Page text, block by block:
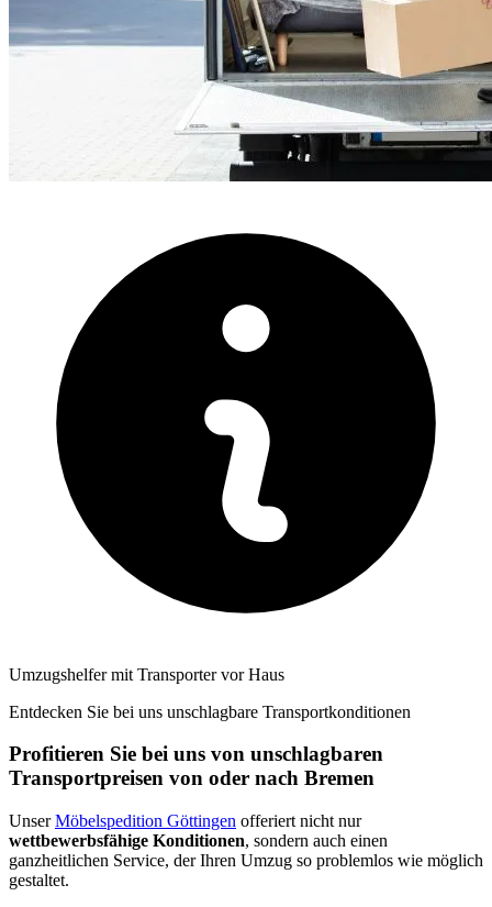
Umzugshelfer mit Transporter vor Haus
Entdecken Sie bei uns unschlagbare Transportkonditionen
Profitieren Sie bei uns von unschlagbaren
Transportpreisen von oder nach Bremen
UnserMöbelspedition Göttingen offeriert nicht nur
wettbewerbsfähige Konditionen, sondern auch einen
ganzheitlichen Service, der Ihren Umzug so problemlos wie möglich
gestaltet.